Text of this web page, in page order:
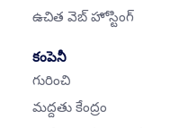
ఉచిత వెబ్ హోస్టింగ్
కంపెనీ
గురించి
మద్దతు కేంద్రం